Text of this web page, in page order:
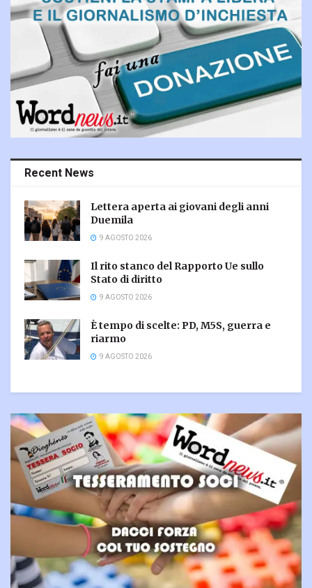
Recent News
Lettera aperta ai giovani degli anni
Duemila
9 AGOSTO 2026
Il rito stanco del Rapporto Ue sullo
Stato di diritto
9 AGOSTO 2026
È tempo di scelte: PD, M5S, guerra e
riarmo
9 AGOSTO 2026